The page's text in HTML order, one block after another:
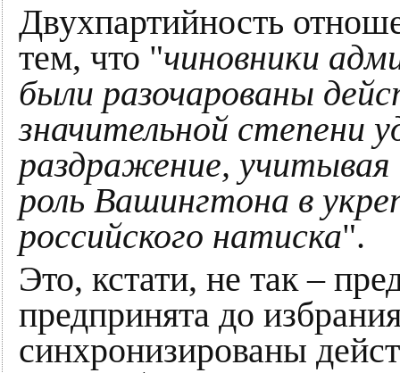
Двухпартийность
тем, что "чиновники
были разочарованы
значительной степени
раздражение,
роль Вашингтона в
российского натиска".
Это, кстати, не так –
предпринята до
синхронизированы